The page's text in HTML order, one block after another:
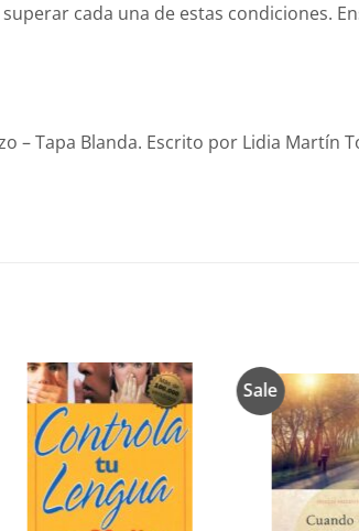
cada una de estas condiciones.
– Tapa Blanda. Escrito por Lidia Martín
Añadir
a la
lista de
deseos
Sale